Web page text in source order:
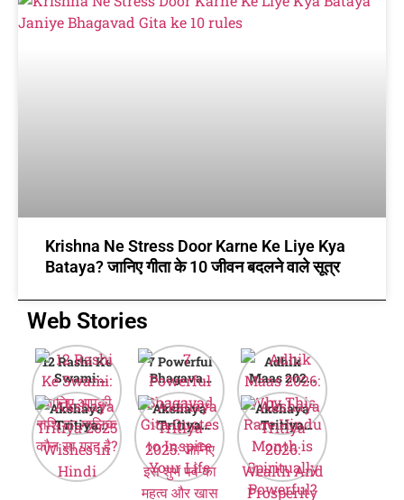
Krishna Ne Stress Door Karne Ke Liye Kya
Bataya? जानिए गीता के 10 जीवन बदलने वाले सूत्र
Web Stories
12 Rashi Ke
Swami:
जानिए आपकी
राशि का मालिक
कौन सा ग्रह है?
7 Powerful
Bhagavad
Gita Quotes
to Inspire
Your Life
Adhik
Maas 2026:
Why This
Rare Hindu
Month is
Spiritually
Powerful?
Akshaya
Tritiya
2025
Wishes in
Hindi
Akshaya
Tritiya
2025: जानिए
इस शुभ पर्व का
महत्व और खास
बातें
Akshaya
Tritiya
2026:
Wealth And
Prosperity
Guide